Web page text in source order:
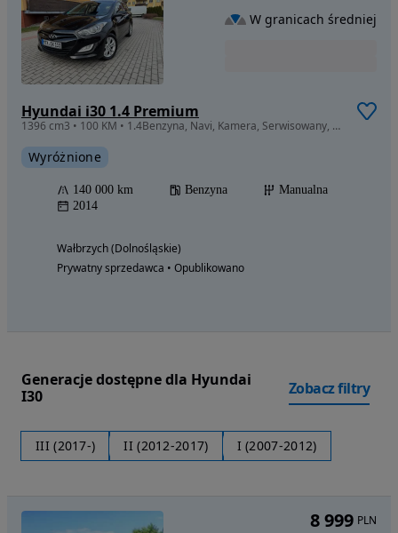
Hyundai i30 1.4 Premium
1396 cm3 • 100 KM • 1.4Benzyna, Navi, Kamera, Serwisowany, Stan Perfekcyjny!
Wyróżnione
140 000 km Benzyna
Manualna
2014
Wałbrzych (Dolnośląskie)
Prywatny sprzedawca • Opublikowano
W granicach średniej
Generacje dostępne dla Hyundai
I30
Zobacz filtry
III (2017-) II (2012-2017) I (2007-2012)
8 999 PLN